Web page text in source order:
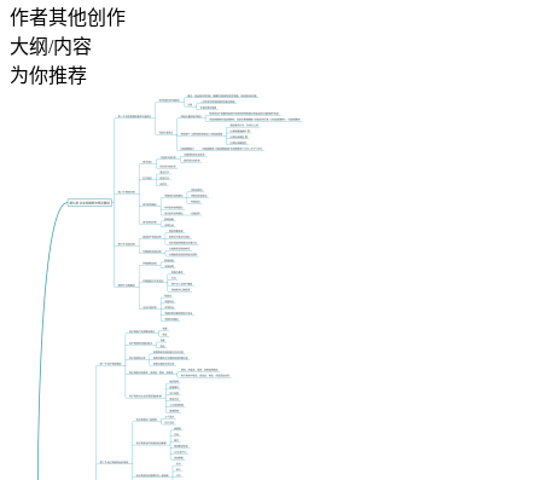
作者其他创作
大纲/内容
为你推荐